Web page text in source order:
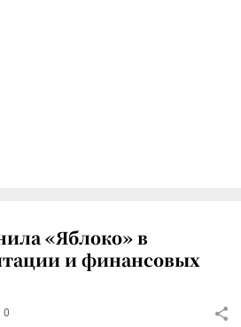
«Яблоко» в
и финансовых
0